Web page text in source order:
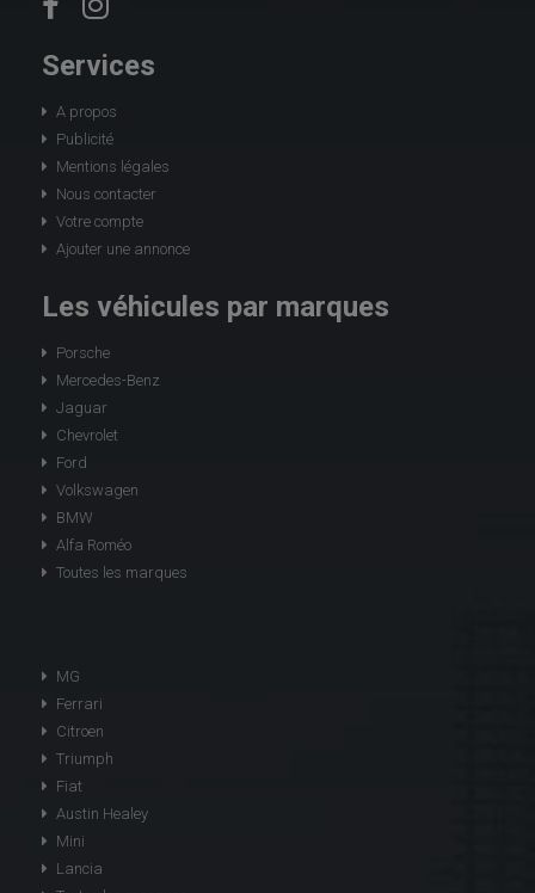
Services
A propos
Publicité
Mentions légales
Nous contacter
Votre compte
Ajouter une annonce
Les véhicules par marques
Porsche
Mercedes-Benz
Jaguar
Chevrolet
Ford
Volkswagen
BMW
Alfa Roméo
Toutes les marques
MG
Ferrari
Citroen
Triumph
Fiat
Austin Healey
Mini
Lancia